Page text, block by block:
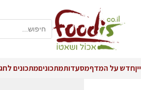
ייןחדש על המדףמסעדותמתכוניםמתכונים